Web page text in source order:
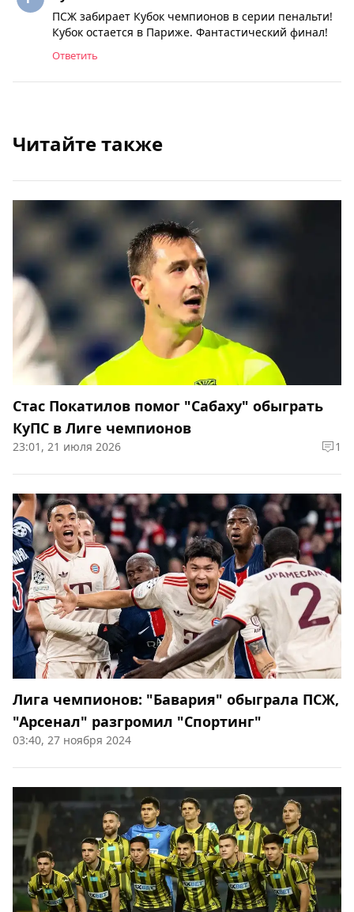
ПСЖ забирает Кубок чемпионов в серии пенальти!
Кубок остается в Париже. Фантастический финал!
Ответить
Читайте также
Стас Покатилов помог "Сабаху" обыграть
КуПС в Лиге чемпионов
23:01, 21 июля 2026 1
Лига чемпионов: "Бавария" обыграла ПСЖ,
"Арсенал" разгромил "Спортинг"
03:40, 27 ноября 2024